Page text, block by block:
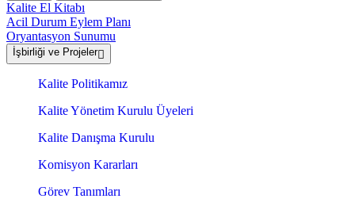
Kalite El Kitabı
Acil Durum Eylem Planı
Oryantasyon Sunumu
İşbirliği ve Projeler
Kalite Politikamız
Kalite Yönetim Kurulu Üyeleri
Kalite Danışma Kurulu
Komisyon Kararları
Görev Tanımları